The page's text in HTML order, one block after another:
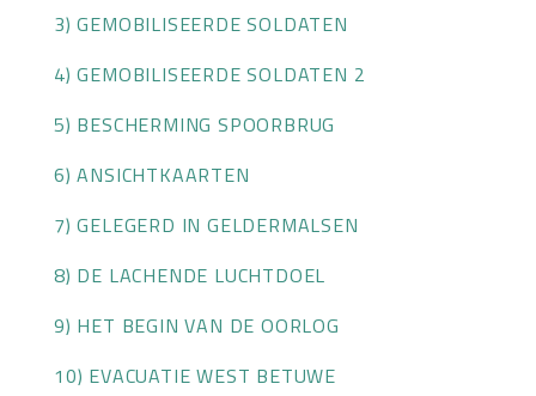
OVER HKWB
LID WORDEN
CONTACT
3) GEMOBILISEERDE SOLDATEN
4) GEMOBILISEERDE SOLDATEN 2
5) BESCHERMING SPOORBRUG
6) ANSICHTKAARTEN
7) GELEGERD IN GELDERMALSEN
8) DE LACHENDE LUCHTDOEL
9) HET BEGIN VAN DE OORLOG
10) EVACUATIE WEST BETUWE